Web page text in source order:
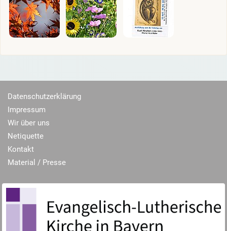
Datenschutzerklärung
Impressum
Wir über uns
Netiquette
Kontakt
Material / Presse